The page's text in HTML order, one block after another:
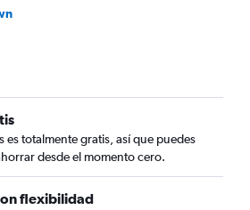
es totalmente gratis, así que puedes
desde el momento cero.
flexibilidad